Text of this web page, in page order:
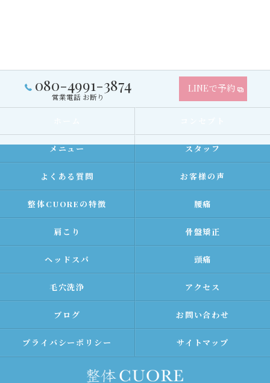
080-4991-3874
営業電話 お断り
LINEで予約
メニュー スタッフ
よくある質問 お客様の声
整体CUOREの特徴 腰痛
肩こり 骨盤矯正
ヘッドスパ 頭痛
毛穴洗浄 アクセス
ブログ お問い合わせ
プライバシーポリシー サイトマップ